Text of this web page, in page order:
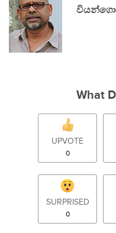
What
UPVOTE
0
SURPRISED
0